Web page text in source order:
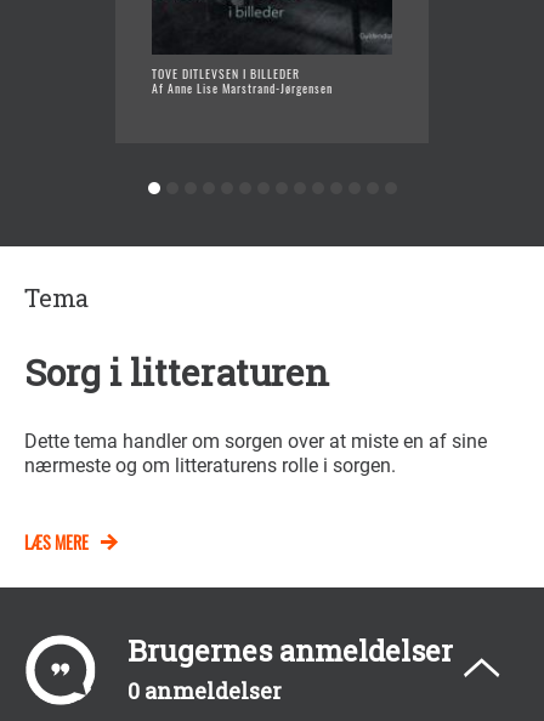
TOVE DITLEVSEN I BILLEDER
Af Anne Lise Marstrand-Jørgensen
Tema
Sorg i litteraturen
Dette tema handler om sorgen over at miste en af sine
nærmeste og om litteraturens rolle i sorgen.
LÆS MERE
Brugernes anmeldelser
0 anmeldelser